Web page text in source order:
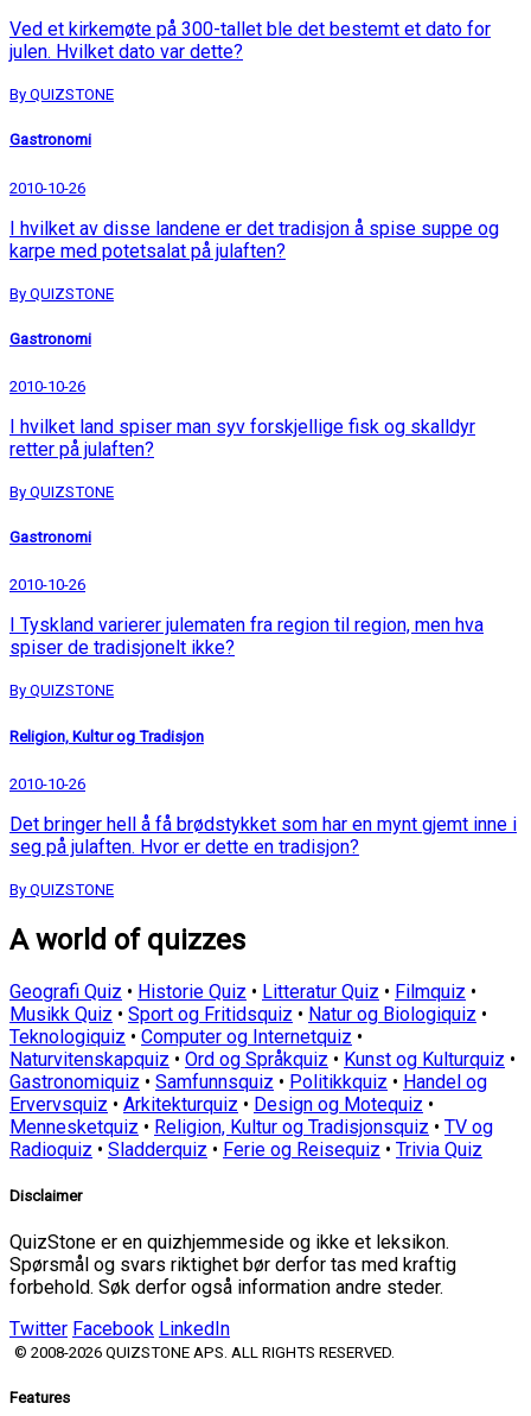
Ved et kirkemøte på 300-tallet ble det bestemt et dato for
julen. Hvilket dato var dette?
By QUIZSTONE
Gastronomi
2010-10-26
I hvilket av disse landene er det tradisjon å spise suppe og
karpe med potetsalat på julaften?
By QUIZSTONE
Gastronomi
2010-10-26
I hvilket land spiser man syv forskjellige fisk og skalldyr
retter på julaften?
By QUIZSTONE
Gastronomi
2010-10-26
I Tyskland varierer julematen fra region til region, men hva
spiser de tradisjonelt ikke?
By QUIZSTONE
Religion, Kultur og Tradisjon
2010-10-26
Det bringer hell å få brødstykket som har en mynt gjemt inne i
seg på julaften. Hvor er dette en tradisjon?
By QUIZSTONE
A world of quizzes
Geografi Quiz • Historie Quiz • Litteratur Quiz • Filmquiz •
Musikk Quiz • Sport og Fritidsquiz • Natur og Biologiquiz •
Teknologiquiz • Computer og Internetquiz •
Naturvitenskapquiz • Ord og Språkquiz • Kunst og Kulturquiz •
Gastronomiquiz • Samfunnsquiz • Politikkquiz • Handel og
Ervervsquiz • Arkitekturquiz • Design og Motequiz •
Mennesketquiz • Religion, Kultur og Tradisjonsquiz • TV og
Radioquiz • Sladderquiz • Ferie og Reisequiz • Trivia Quiz
Disclaimer
QuizStone er en quizhjemmeside og ikke et leksikon.
Spørsmål og svars riktighet bør derfor tas med kraftig
forbehold. Søk derfor også information andre steder.
Twitter Facebook LinkedIn
© 2008-2026 QUIZSTONE APS. ALL RIGHTS RESERVED.
Features